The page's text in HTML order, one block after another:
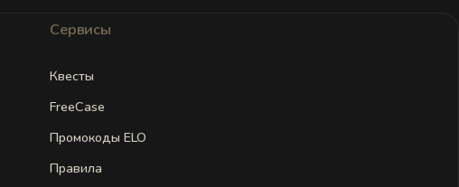
Сервисы
Квесты
FreeCase
Промокоды ELO
Правила